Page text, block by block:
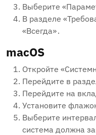
Выберите
В разделе
«Всегда»․
macOS
Откройте
Перейдите в
Перейдите на
Установите
Выберите
система должна